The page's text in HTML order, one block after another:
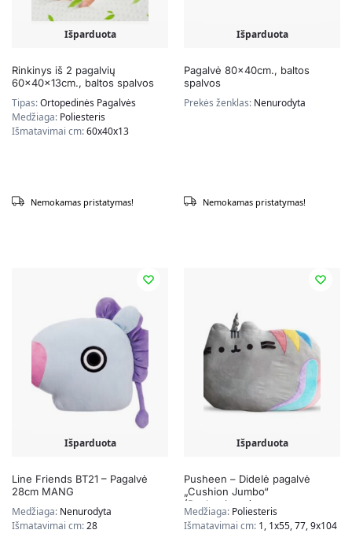
Išparduota
Rinkinys iš 2 pagalvių
60x40x13cm., baltos spalvos
Tipas:Ortopedinės Pagalvės
Medžiaga: Poliesteris
Išmatavimai cm:60x40x13
Nemokamas pristatymas!
Išparduota
Pagalvė 80x40cm., baltos
spalvos
Prekės ženklas: Nenurodyta
Nemokamas pristatymas!
Išparduota
Line Friends BT21 – Pagalvė
28cm MANG
Medžiaga: Nenurodyta
Išmatavimai cm:28
Išparduota
Pusheen – Didelė pagalvė
„Cushion Jumbo“
(Pushenicorn)
Medžiaga: Poliesteris
Išmatavimai cm: 1, 1x55, 77, 9x104